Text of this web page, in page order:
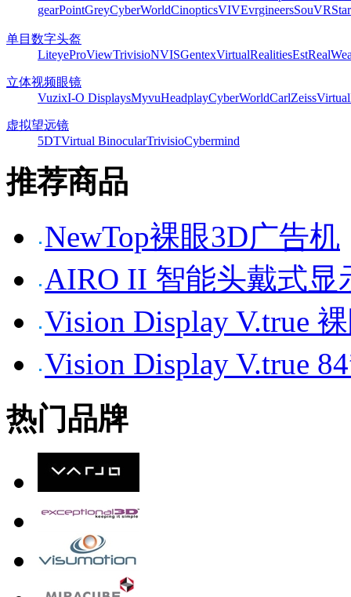
gearPointGreyCyberWorldCinopticsVIVEvrgineersSouVR
单目数字头盔
LiteyeProViewTrivisioNVISGentexVirtualRealitiesEst
立体视频眼镜
VuzixI-O DisplaysMyvuHeadplayCyberWorldCarlZeiss
虚拟望远镜
5DTVirtual BinocularTrivisioCybermind
推荐商品
NewTop裸眼3D广告机
AIRO II 智能头戴式显
Vision Display V.true
Vision Display V.true
热门品牌